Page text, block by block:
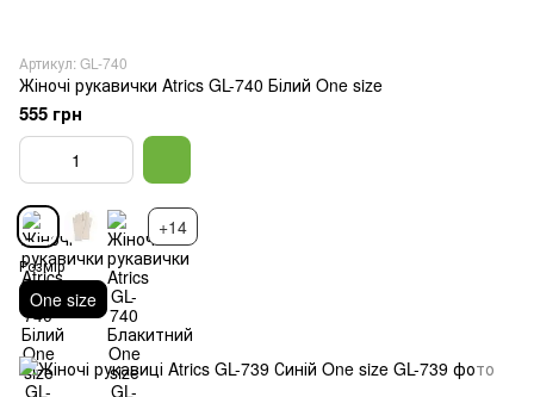
Артикул: GL-740
Жіночі рукавички Atrics GL-740 Білий One size
555 грн
+14
Розмір
One size